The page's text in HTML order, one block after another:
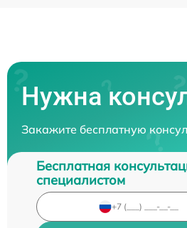
Нужна
Закажите бесплатную
Бесплатная
специалистом